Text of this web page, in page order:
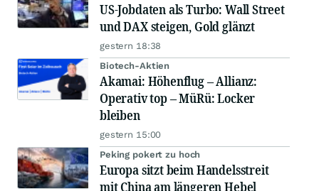
US-Jobdaten als Turbo: Wall Street
und DAX steigen, Gold glänzt
gestern 18:38
Biotech-Aktien
Akamai: Höhenflug – Allianz:
Operativ top – MüRü: Locker
bleiben
gestern 15:00
Peking pokert zu hoch
Europa sitzt beim Handelsstreit
mit China am längeren Hebel